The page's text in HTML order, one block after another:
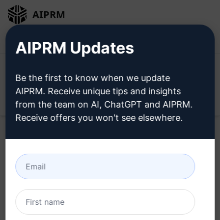
AIPRM
Próbálja ki ezt a
Claude
Promptmost
AIPRM Updates
Be the first to know when we update
AIPRM. Receive unique tips and insights
from the team on AI, ChatGPT and AIPRM.
Receive offers you won't see elsewhere.